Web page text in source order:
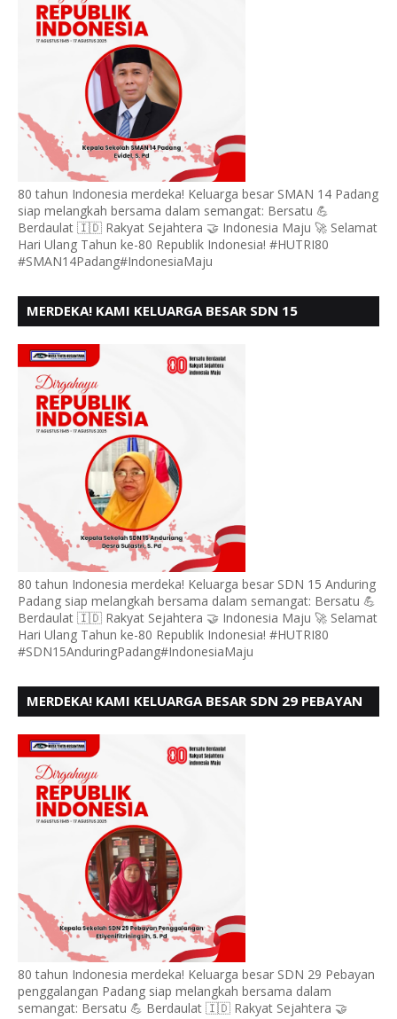
80 tahun Indonesia merdeka! Keluarga besar SMAN 14 Padang
siap melangkah bersama dalam semangat: Bersatu 💪
Berdaulat 🇮🇩 Rakyat Sejahtera 🤝 Indonesia Maju 🚀 Selamat
Hari Ulang Tahun ke-80 Republik Indonesia! #HUTRI80
#SMAN14Padang#IndonesiaMaju
MERDEKA! KAMI KELUARGA BESAR SDN 15
80 tahun Indonesia merdeka! Keluarga besar SDN 15 Anduring
Padang siap melangkah bersama dalam semangat: Bersatu 💪
Berdaulat 🇮🇩 Rakyat Sejahtera 🤝 Indonesia Maju 🚀 Selamat
Hari Ulang Tahun ke-80 Republik Indonesia! #HUTRI80
#SDN15AnduringPadang#IndonesiaMaju
MERDEKA! KAMI KELUARGA BESAR SDN 29 PEBAYAN
KE - 80
80 tahun Indonesia merdeka! Keluarga besar SDN 29 Pebayan
penggalangan Padang siap melangkah bersama dalam
semangat: Bersatu 💪 Berdaulat 🇮🇩 Rakyat Sejahtera 🤝